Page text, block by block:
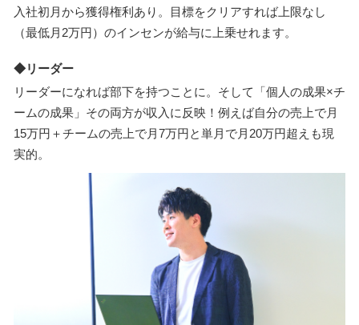
入社初月から獲得権利あり。目標をクリアすれば上限なし
（最低月2万円）のインセンが給与に上乗せれます。
◆リーダー
リーダーになれば部下を持つことに。そして「個人の成果×チ
ームの成果」その両方が収入に反映！例えば自分の売上で月
15万円＋チームの売上で月7万円と単月で月20万円超えも現
実的。